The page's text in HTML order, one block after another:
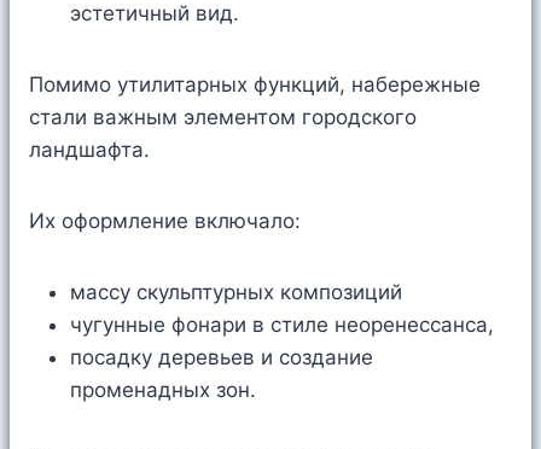
эстетичный вид.
Помимо утилитарных функций, набережные
стали важным элементом городского
ландшафта.
Их оформление включало:
массу скульптурных композиций
чугунные фонари в стиле неоренессанса,
посадку деревьев и создание
променадных зон.